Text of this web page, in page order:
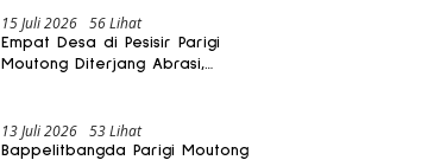
15 Juli 2026 56 Lihat
Empat Desa di Pesisir Parigi
Moutong Diterjang Abrasi,
13 Juli 2026 53 Lihat
Bappelitbangda Parigi Moutong